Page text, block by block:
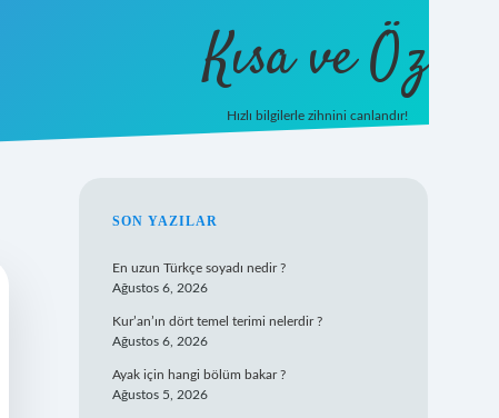
Kısa ve Öz
Hızlı bilgilerle zihnini canlandır!
SIDEBAR
SON YAZILAR
En uzun Türkçe soyadı nedir ?
Ağustos 6, 2026
Kur’an’ın dört temel terimi nelerdir ?
Ağustos 6, 2026
Ayak için hangi bölüm bakar ?
Ağustos 5, 2026